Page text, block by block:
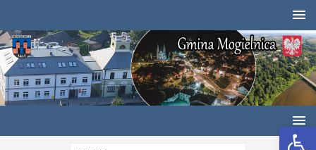
Otwórz pasek narzędzi